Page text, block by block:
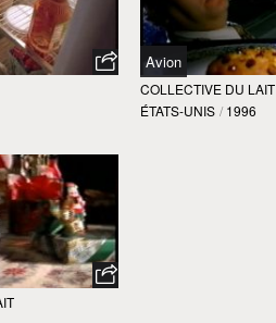
Avion
COLLECTIVE DU LAIT
ÉTATS-UNIS / 1996